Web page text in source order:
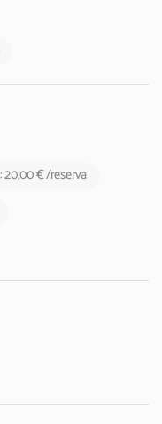
desde1 de novembro
turísticos e
20,00 € /reserva